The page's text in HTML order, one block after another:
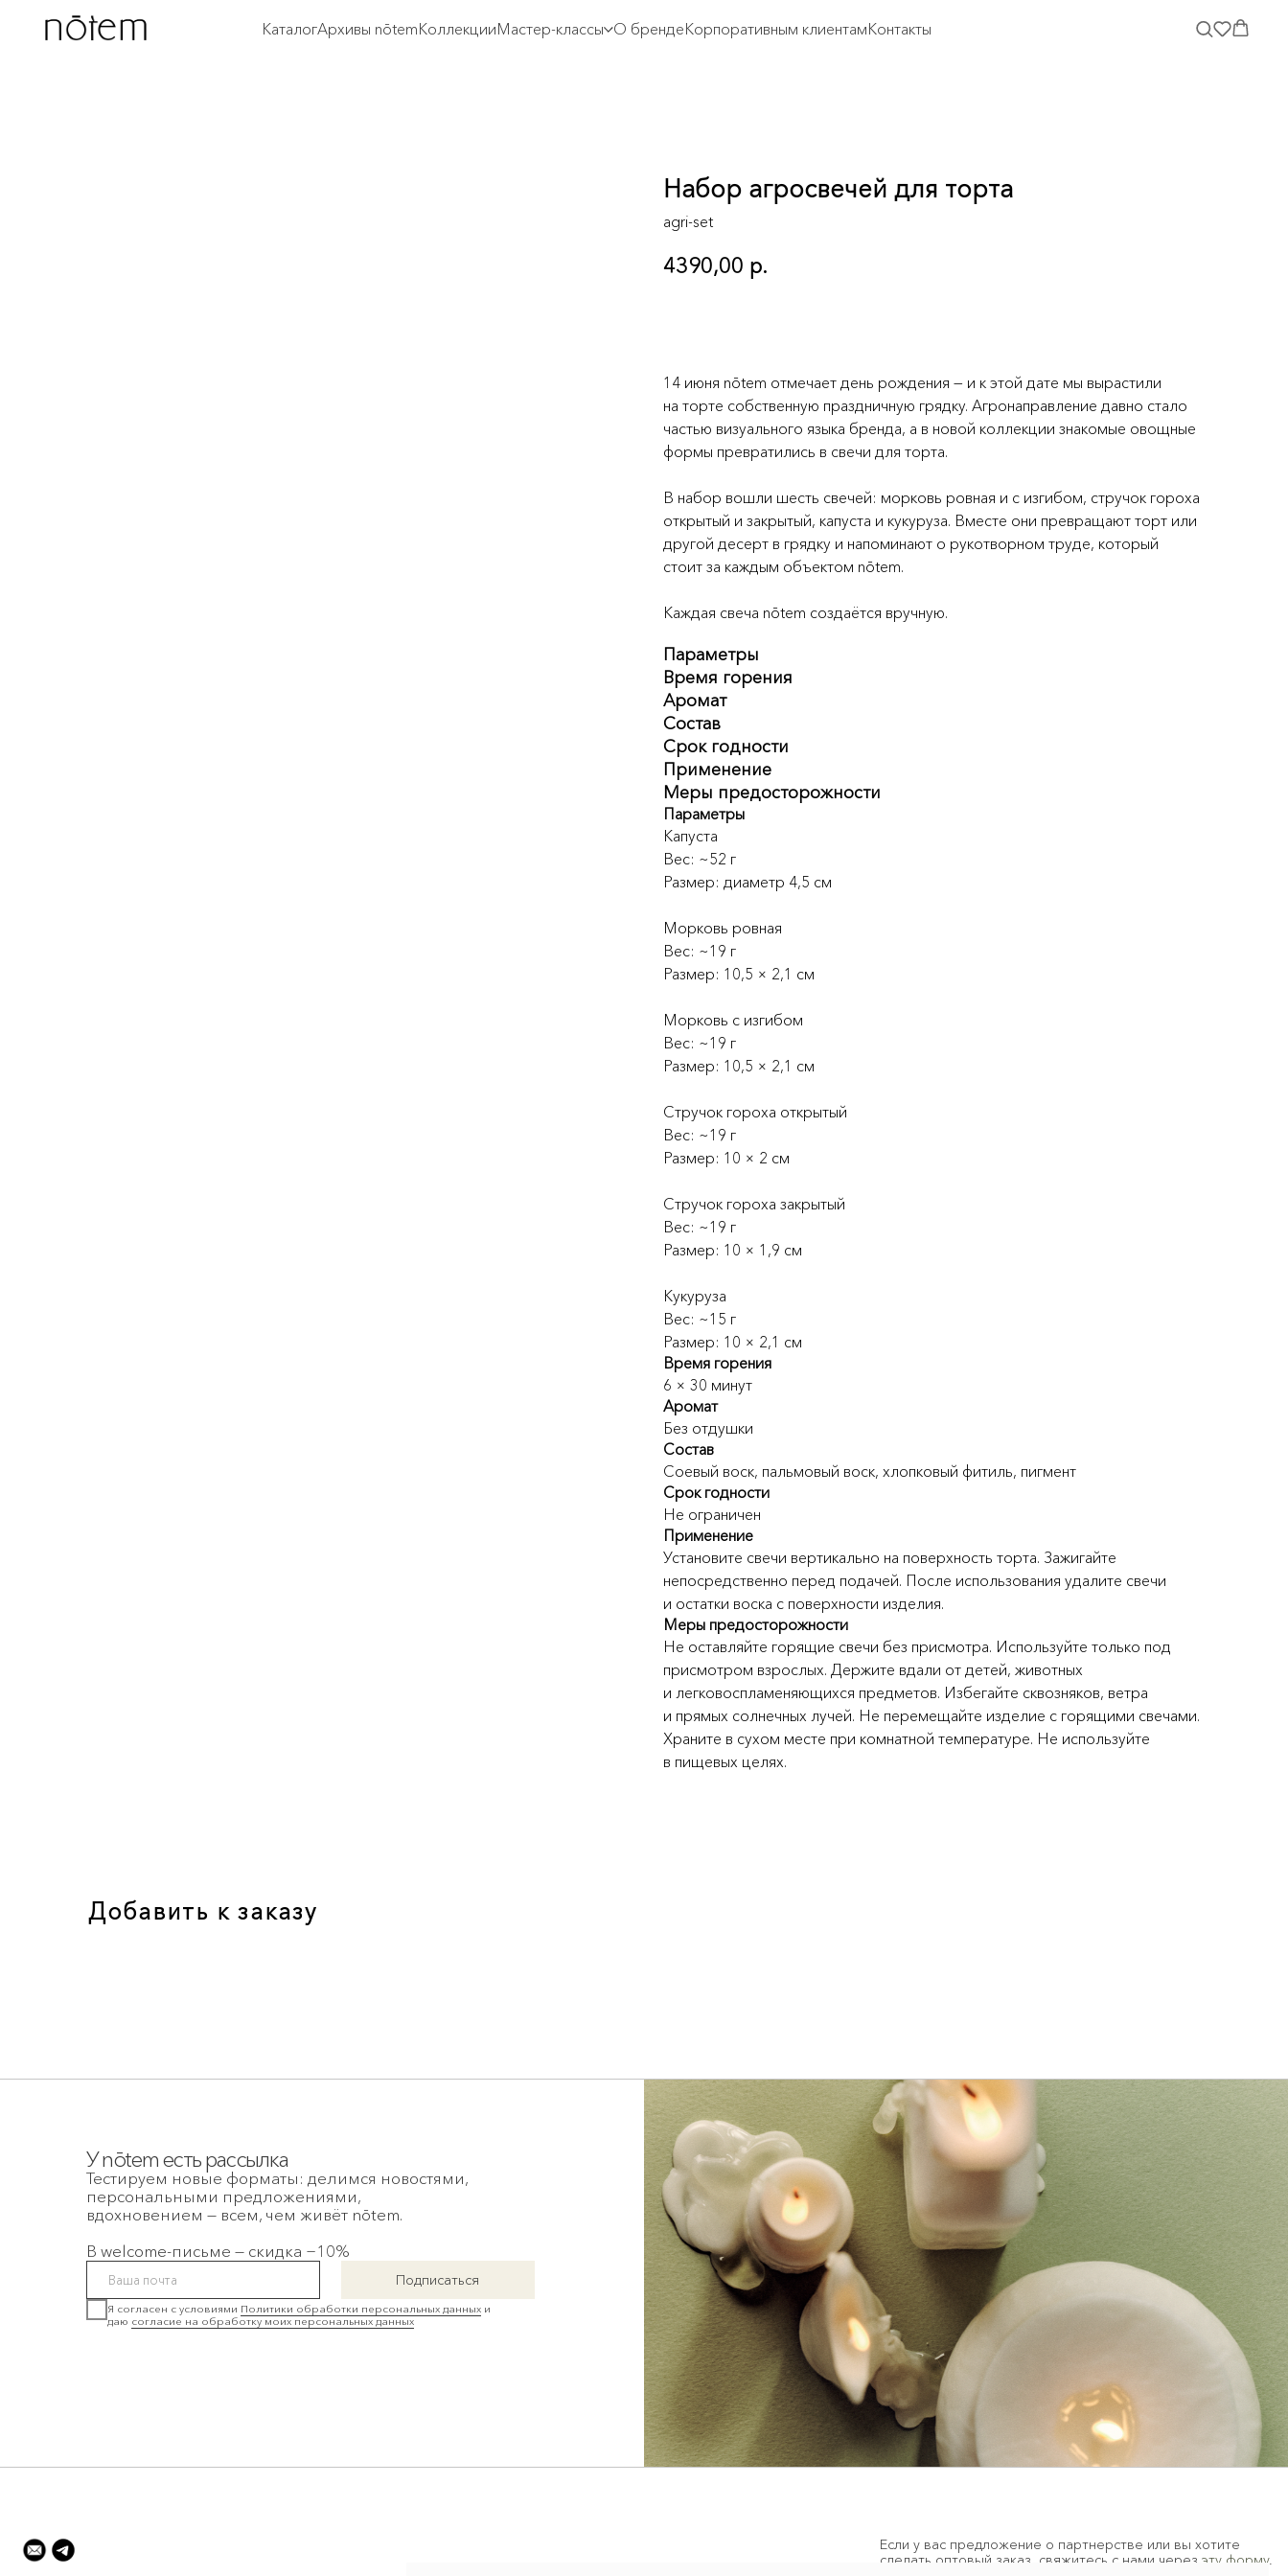
КаталогАрхивы nōtemКоллекцииМастер-классы О брендеКорпоративным клиентамКонтакты
Набор агросвечей для торта
agri-set
4390,00 р.
14 июня nōtem отмечает день рождения — и к этой дате мы вырастили
на торте собственную праздничную грядку. Агронаправление давно стало
частью визуального языка бренда, а в новой коллекции знакомые овощные
формы превратились в свечи для торта.
В набор вошли шесть свечей: морковь ровная и с изгибом, стручок гороха
открытый и закрытый, капуста и кукуруза. Вместе они превращают торт или
другой десерт в грядку и напоминают о рукотворном труде, который
стоит за каждым объектом nōtem.
Каждая свеча nōtem создаётся вручную.
Параметры
Время горения
Аромат
Состав
Срок годности
Применение
Меры предосторожности
Параметры
Капуста
Вес: ~52 г
Размер: диаметр 4,5 см
Морковь ровная
Вес: ~19 г
Размер: 10,5 × 2,1 см
Морковь с изгибом
Вес: ~19 г
Размер: 10,5 × 2,1 см
Стручок гороха открытый
Вес: ~19 г
Размер: 10 × 2 см
Стручок гороха закрытый
Вес: ~19 г
Размер: 10 × 1,9 см
Кукуруза
Вес: ~15 г
Размер: 10 × 2,1 см
Время горения
6 × 30 минут
Аромат
Без отдушки
Состав
Соевый воск, пальмовый воск, хлопковый фитиль, пигмент
Срок годности
Не ограничен
Применение
Установите свечи вертикально на поверхность торта. Зажигайте
непосредственно перед подачей. После использования удалите свечи
и остатки воска с поверхности изделия.
Меры предосторожности
Не оставляйте горящие свечи без присмотра. Используйте только под
присмотром взрослых. Держите вдали от детей, животных
и легковоспламеняющихся предметов. Избегайте сквозняков, ветра
и прямых солнечных лучей. Не перемещайте изделие с горящими свечами.
Храните в сухом месте при комнатной температуре. Не используйте
в пищевых целях.
Добавить к заказу
У nōtem есть рассылка
Политика использования cookie-
файлов
Согласие на обработку персональных
Если у вас предложение о партнерстве или вы хотите
сделать оптовый заказ, свяжитесь с нами через